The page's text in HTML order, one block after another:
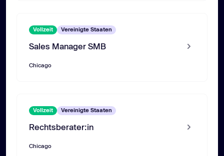
Vollzeit Vereinigte Staaten
Sales Manager SMB
Chicago
Vollzeit Vereinigte Staaten
Rechtsberater:in
Chicago